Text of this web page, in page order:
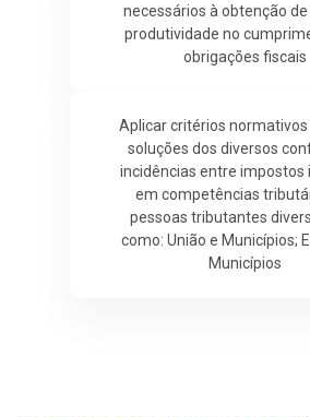
necessários à obtenção
produtividade no
obrigações fiscais
Aplicar critérios normativos
soluções dos diversos
incidências entre impostos
em competências
pessoas tributantes
como: União e Municípios;
Municípios